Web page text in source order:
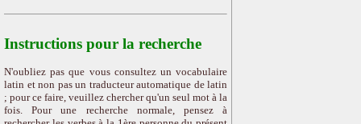
Instructions pour la recherche
N'oubliez pas que vous consultez un vocabulaire
latin et non pas un traducteur automatique de latin
; pour ce faire, veuillez chercher qu'un seul mot à la
fois. Pour une recherche normale, pensez à